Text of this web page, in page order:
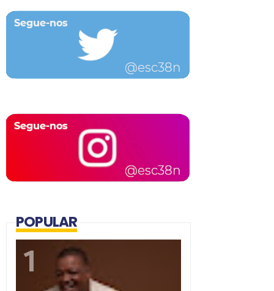
POPULAR